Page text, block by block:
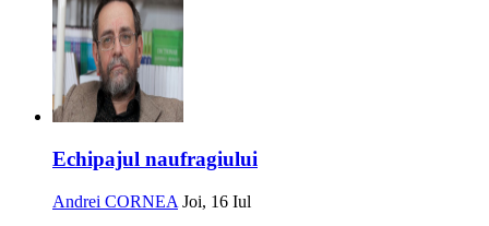
Echipajul naufragiului
Andrei CORNEA Joi, 16 Iul